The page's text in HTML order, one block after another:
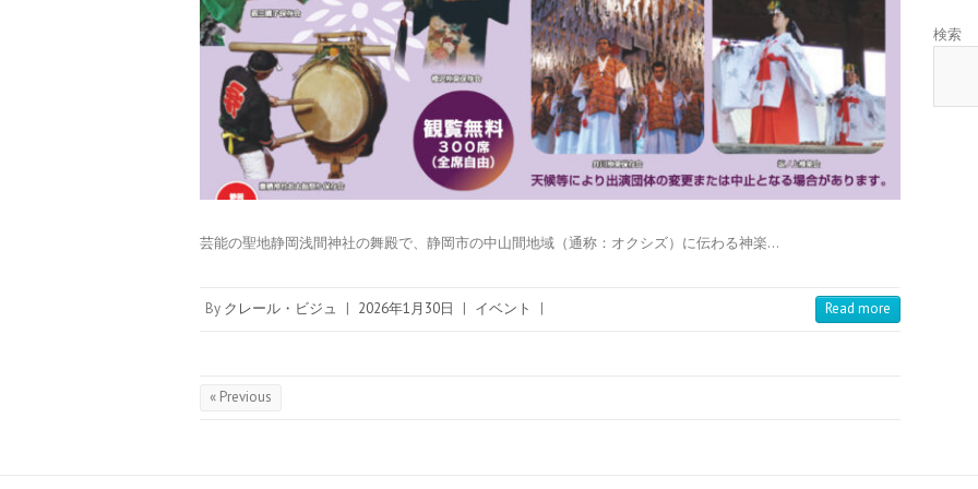
芸能の聖地静岡浅間神社の舞殿で、静岡市の中山間地域（通称：オクシズ）に伝わる神楽…
By クレール・ビジュ | 2026年1月30日 | イベント | Read more
« Previous
検索